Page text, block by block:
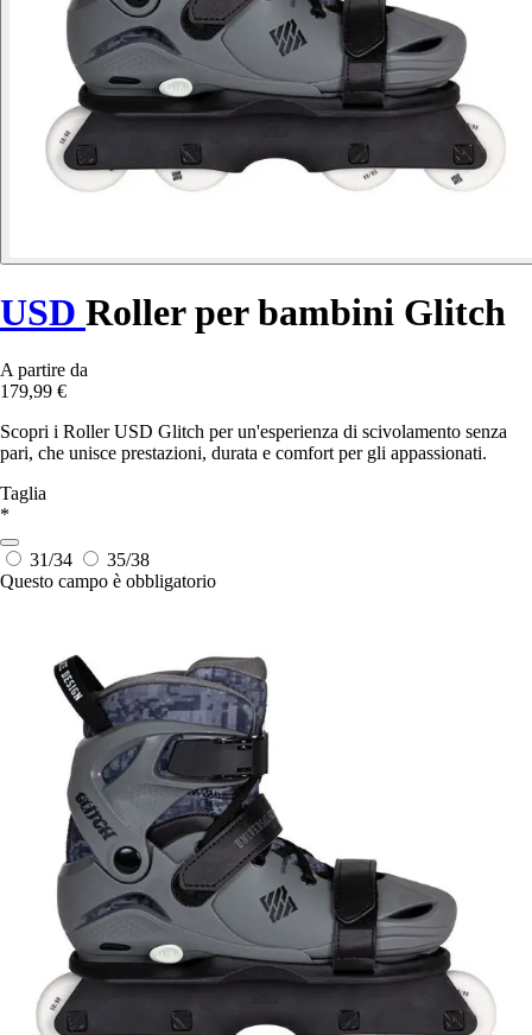
USD Roller per bambini Glitch
A partire da
179,99 €
Scopri i Roller USD Glitch per un'esperienza di scivolamento senza
pari, che unisce prestazioni, durata e comfort per gli appassionati.
Taglia
*
31/34
35/38
Questo campo è obbligatorio